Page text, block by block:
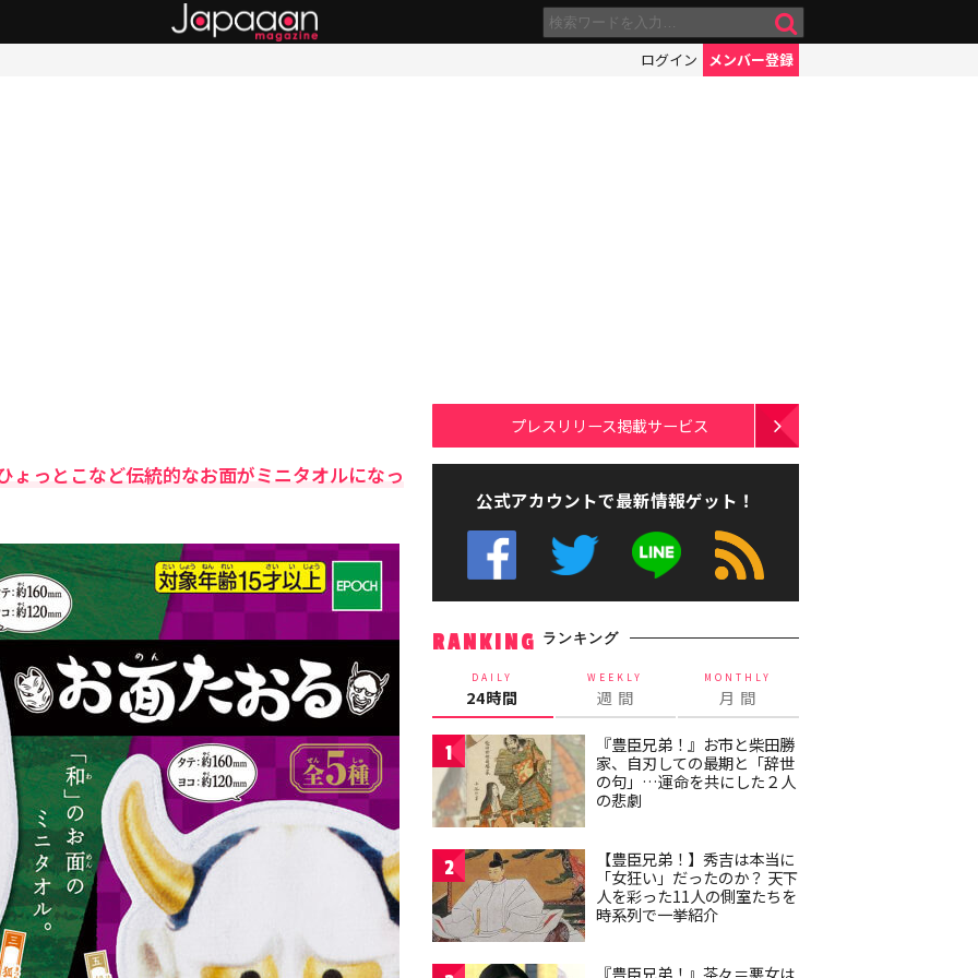
ログイン メンバー登録
っとこなど伝統的なお面がミニタオルになっ
プレスリリース掲載サービス
公式アカウントで最新情報ゲット！
RANKING ランキング
DAILY
24時間
WEEKLY
週 間
MONTHLY
月 間
1
『豊臣兄弟！』お市と柴田勝
家、自刃しての最期と「辞世
の句」…運命を共にした２人
の悲劇
2
【豊臣兄弟！】秀吉は本当に
「女狂い」だったのか？ 天下
人を彩った11人の側室たちを
時系列で一挙紹介
『豊臣兄弟！』茶々＝悪女は